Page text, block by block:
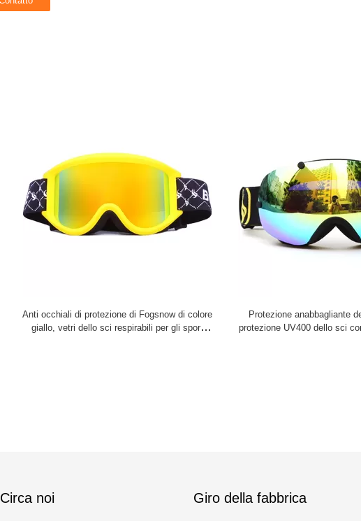
Anti occhiali di protezione di Fogsnow di colore
giallo, vetri dello sci respirabili per gli sport
Protezione anabbagliante
protezione UV400 dello sci
Circa noi Giro della fabbrica